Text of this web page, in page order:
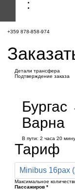
+359 878-858-974
Детали трансфера
Подтверждение заказа
Варна
В пути: 2 часа 20
Тариф
Minibus 16pax
Максимальное
Пассажиров *